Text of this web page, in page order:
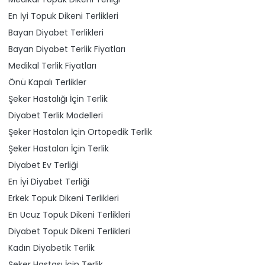
En İyi Topuk Dikeni Terlikleri
Bayan Diyabet Terlikleri
Bayan Diyabet Terlik Fiyatları
Medikal Terlik Fiyatları
Önü Kapalı Terlikler
Şeker Hastalığı İçin Terlik
Diyabet Terlik Modelleri
Şeker Hastaları İçin Ortopedik Terlik
Şeker Hastaları İçin Terlik
Diyabet Ev Terliği
En İyi Diyabet Terliği
Erkek Topuk Dikeni Terlikleri
En Ucuz Topuk Dikeni Terlikleri
Diyabet Topuk Dikeni Terlikleri
Kadın Diyabetik Terlik